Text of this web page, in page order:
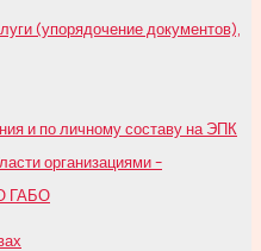
(упорядочение документов),
и по личному составу на ЭПК
организациями –
ГАБО